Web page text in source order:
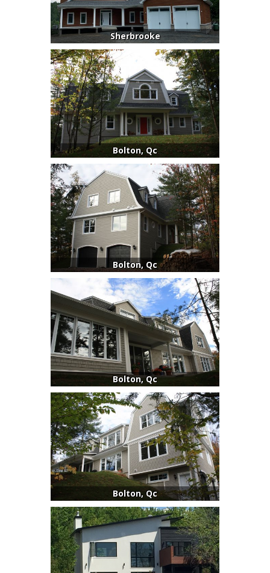
Sherbrooke
Bolton, Qc
Bolton, Qc
Bolton, Qc
Bolton, Qc